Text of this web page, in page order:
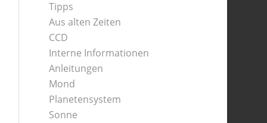
Tipps
Aus alten Zeiten
CCD
Interne Informationen
Anleitungen
Mond
Planetensystem
Sonne